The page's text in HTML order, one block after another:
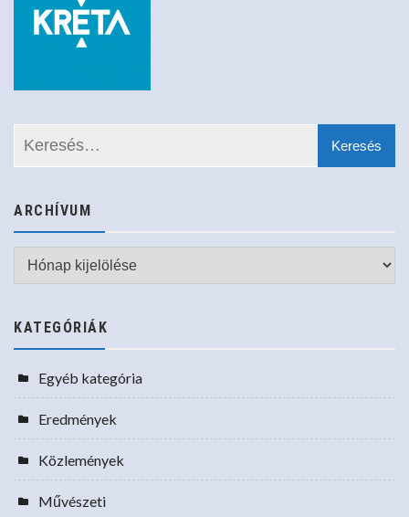
ARCHÍVUM
Archívum
KATEGÓRIÁK
Egyéb kategória
Eredmények
Közlemények
Művészeti